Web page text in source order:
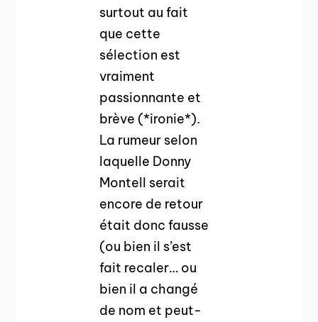
surtout au fait
que cette
sélection est
vraiment
passionnante et
brève (*ironie*).
La rumeur selon
laquelle Donny
Montell serait
encore de retour
était donc fausse
(ou bien il s’est
fait recaler… ou
bien il a changé
de nom et peut-